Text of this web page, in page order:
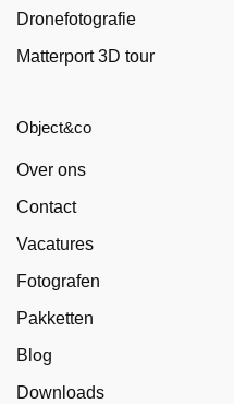
Dronefotografie
Matterport 3D tour
Object&co
Over ons
Contact
Vacatures
Fotografen
Pakketten
Blog
Downloads